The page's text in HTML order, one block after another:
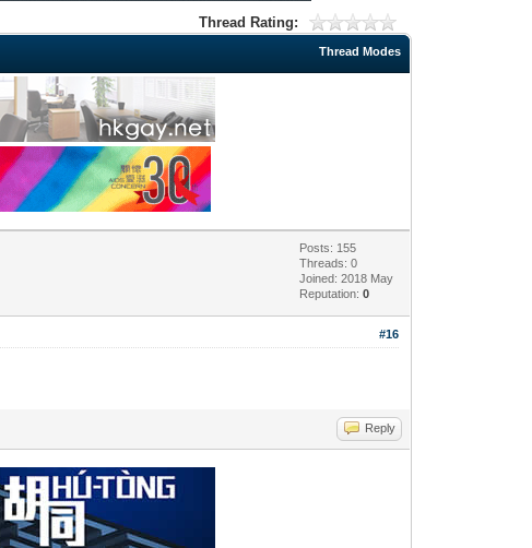
Thread Rating:
Thread Modes
Posts: 155
Threads: 0
Joined: 2018 May
Reputation:0
#16
Reply